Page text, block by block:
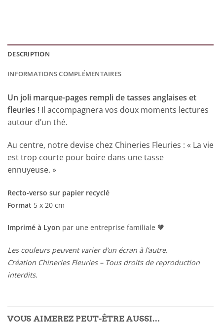
DESCRIPTION
INFORMATIONS COMPLÉMENTAIRES
Un joli marque-pages rempli de tasses anglaises et
fleuries ! Il accompagnera vos doux moments lectures
autour d’un thé.
Au centre, notre devise chez Chineries Fleuries : « La vie
est trop courte pour boire dans une tasse
ennuyeuse. »
Recto-verso sur papier recyclé
Format 5 x 20 cm
Imprimé à Lyon par une entreprise familiale 🧡
Les couleurs peuvent varier d’un écran à l’autre.
Création Chineries Fleuries – Tous droits de reproduction
interdits.
VOUS AIMEREZ PEUT-ÊTRE AUSSI…